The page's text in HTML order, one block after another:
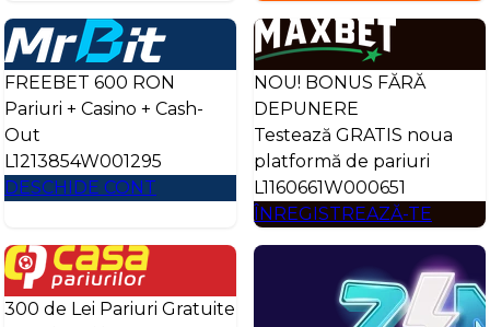
FREEBET 600 RON
Pariuri + Casino + Cash-
Out
L1213854W001295
DESCHIDE CONT
NOU! BONUS FĂRĂ
DEPUNERE
Testează GRATIS noua
platformă de pariuri
L1160661W000651
ÎNREGISTREAZĂ-TE
300 de Lei Pariuri Gratuite